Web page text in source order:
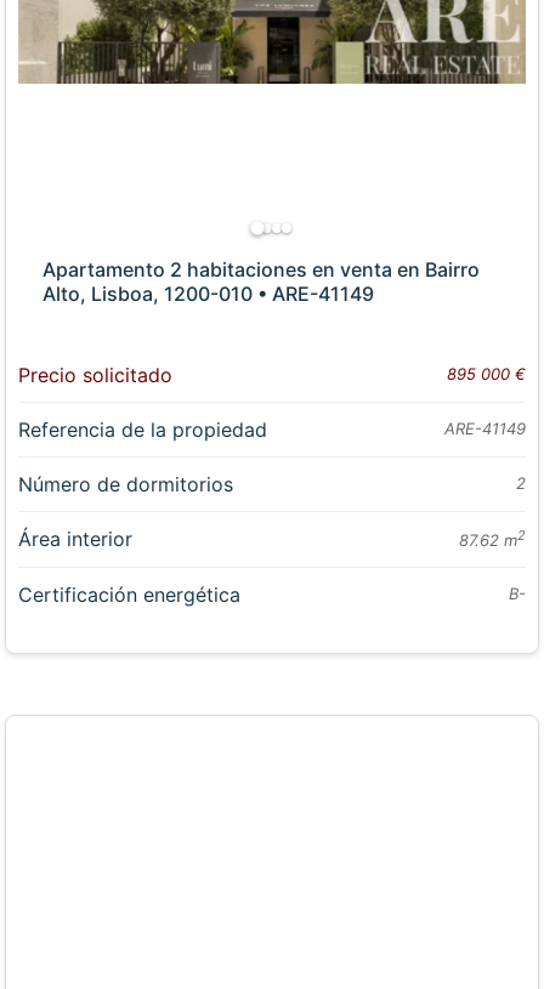
Apartamento 2 habitaciones en venta en Bairro
Alto, Lisboa, 1200-010 • ARE-41149
Precio solicitado 895 000 €
Referencia de la propiedad ARE-41149
Número de dormitorios 2
Área interior 87.62 m2
Certificación energética B-